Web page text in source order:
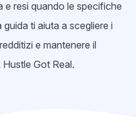
e resi quando le specifiche
ti aiuta a scegliere i
e mantenere il
Got Real.